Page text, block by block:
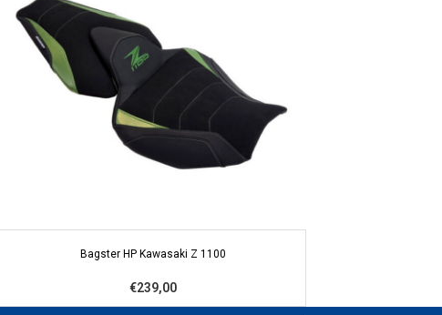
Bagster HP Kawasaki Z 1100
€239,00